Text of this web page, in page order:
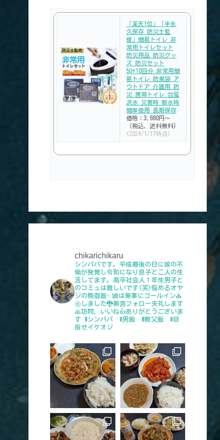
「楽天1位」「半永
久保存 防災士監
修」簡易トイレ 非
常用トイレセット
防災用品 防災グッ
ズ 防災セット
50+10回分 非常用簡
易トイレ 防臭袋 ア
ウトドア 介護用 防
災 携帯トイレ 台風
洪水 災害時 断水時
簡単使用 長期保存
価格：3,680円～
（税込、送料無料)
(2024/1/17時点)
chikarichikaru
シンパパです。平成最後の日に嫁の不
倫が発覚し令和になり息子と二人の生
活してます。高卒社会人１年生男子と
のコミュは難しいです(笑)悩めるオヤ
ジの晩御飯✨娘は無事にゴールイン⛪
㊗️しました🐉無言フォロー失礼します
🙏訪問、いいね👍️ありがとうございま
す #シンパパ #男飯 #親父飯 #目
指せイケオジ